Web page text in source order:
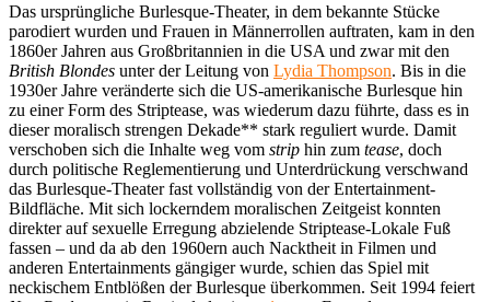
Das ursprüngliche Burlesque-Theater, in dem bekannte Stücke
parodiert wurden und Frauen in Männerrollen auftraten, kam in den
1860er Jahren aus Großbritannien in die USA und zwar mit den
British Blondes unter der Leitung von Lydia Thompson. Bis in die
1930er Jahre veränderte sich die US-amerikanische Burlesque hin
zu einer Form des Striptease, was wiederum dazu führte, dass es in
dieser moralisch strengen Dekade** stark reguliert wurde. Damit
verschoben sich die Inhalte weg vom strip hin zum tease, doch
durch politische Reglementierung und Unterdrückung verschwand
das Burlesque-Theater fast vollständig von der Entertainment-
Bildfläche. Mit sich lockerndem moralischen Zeitgeist konnten
direkter auf sexuelle Erregung abzielende Striptease-Lokale Fuß
fassen – und da ab den 1960ern auch Nacktheit in Filmen und
anderen Entertainments gängiger wurde, schien das Spiel mit
neckischem Entblößen der Burlesque überkommen. Seit 1994 feiert